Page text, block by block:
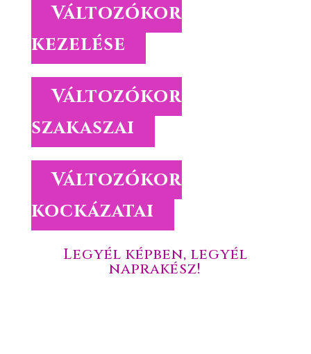
Változókor
kezelése
Változókor
szakaszai
Változókor
kockázatai
Legyél képben, legyél
naprakész!